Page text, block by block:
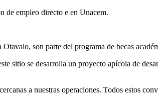
de empleo directo e en Unacem.
son parte del programa de becas
sitio se desarrolla un proyecto apícola de
a nuestras operaciones. Todos estos